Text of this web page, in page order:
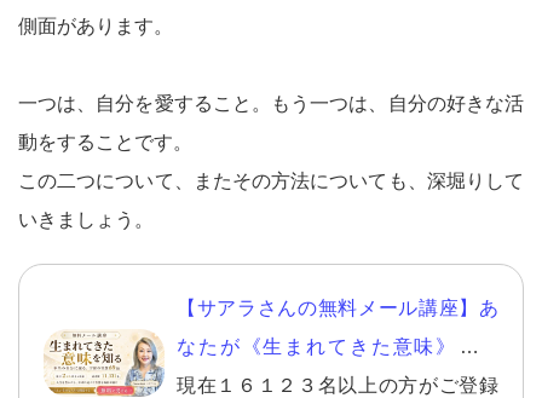
側面があります。
一つは、自分を愛すること。もう一つは、自分の好きな活
動をすることです。
この二つについて、またその方法についても、深堀りして
いきましょう。
【サアラさんの無料メール講座】あ
なたが《生まれてきた意味》を知
り、自分らしい幸せを生きる。
現在１６１２３名以上の方がご登録